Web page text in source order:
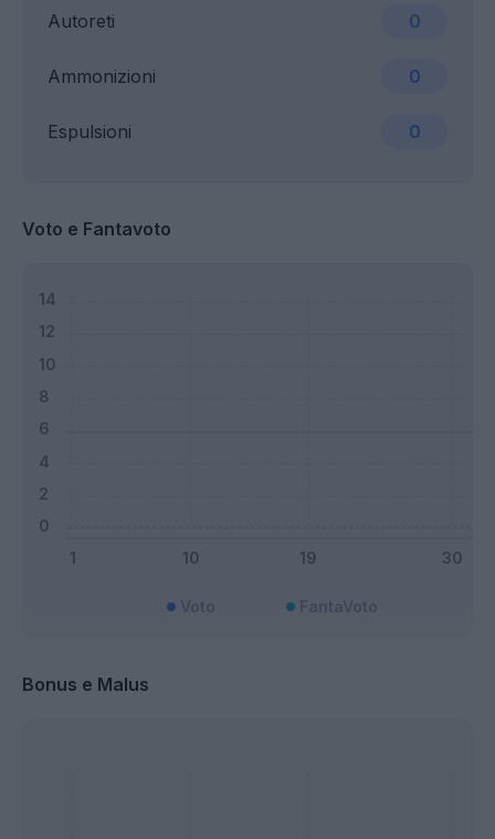
Ammonizioni 0
Espulsioni 0
Autoreti 0
Voto e Fantavoto
Voto FantaVoto
Bonus e Malus